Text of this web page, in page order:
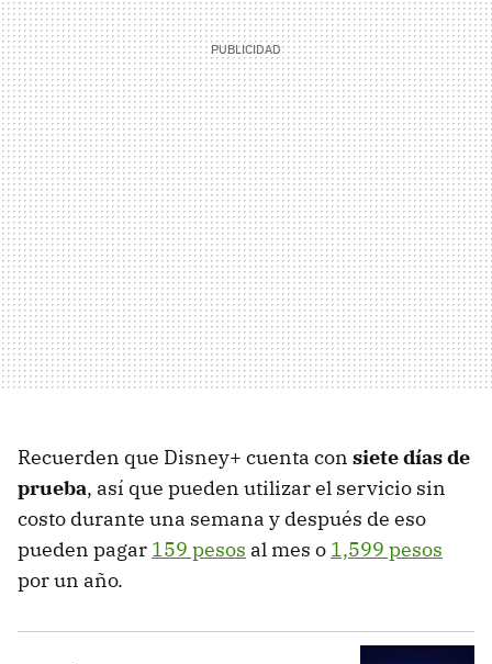
Recuerden que Disney+ cuenta con siete días de
prueba, así que pueden utilizar el servicio sin
costo durante una semana y después de eso
pueden pagar 159 pesos al mes o 1,599 pesos
por un año.